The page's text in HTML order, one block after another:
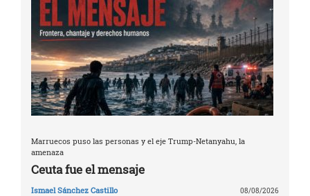
Marruecos puso las personas y el eje Trump-Netanyahu, la
amenaza
Ceuta fue el mensaje
Ismael Sánchez Castillo 08/08/2026